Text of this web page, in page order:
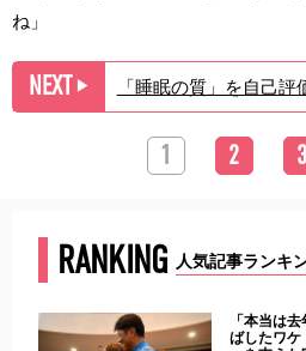
ね」
NEXT ▶︎ 「睡眠の質」を自己
1 2 3
RANKING 人気記事ランキ
「本当は
ばしたワ